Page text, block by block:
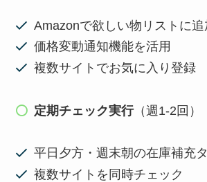
Amazonで欲しい物リストに追
価格変動通知機能を活用
複数サイトでお気に入り登録
定期チェック実行（週1-2回）
平日夕方・週末朝の在庫補充
複数サイトを同時チェック